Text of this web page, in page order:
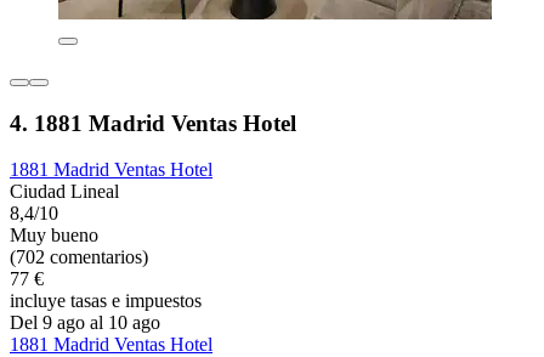
4. 1881 Madrid Ventas Hotel
1881 Madrid Ventas Hotel
Ciudad Lineal
8,4/10
Muy bueno
(702 comentarios)
77 €
incluye tasas e impuestos
Del 9 ago al 10 ago
1881 Madrid Ventas Hotel